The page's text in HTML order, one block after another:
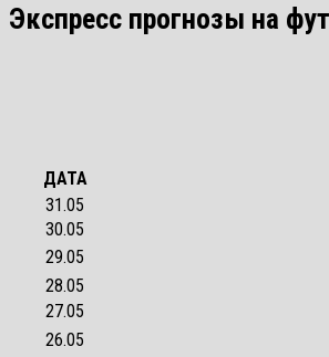
Экспресс прогнозы на
ДАТА
31.05
30.05
29.05
28.05
27.05
26.05